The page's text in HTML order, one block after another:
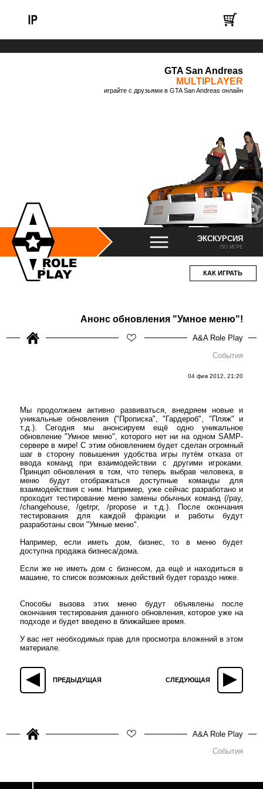
GTA San Andreas
MULTIPLAYER
играйте с друзьями в GTA San Andreas онлайн
ЭКСКУРСИЯ
ПО ИГРЕ
КАК ИГРАТЬ
Анонс обновления "Умное меню"!
A&A Role Play
События
04 фев 2012, 21:20
Мы продолжаем активно развиваться, внедряем новые и
уникальные обновления ("Прописка", "Гардероб", "Пляж" и
т.д.). Сегодня мы анонсируем ещё одно уникальное
обновление "Умное меню", которого нет ни на одном SAMP-
сервере в мире! С этим обновлением будет сделан огромный
шаг в сторону повышения удобства игры путём отказа от
ввода команд при взаимодействии с другими игроками.
Принцип обновления в том, что теперь выбрав человека, в
меню будут отображаться доступные команды для
взаимодействия с ним. Например, уже сейчас разработано и
проходит тестирование меню замены обычных команд (/pay,
/changehouse, /getrpr, /propose и т.д.). После окончания
тестирования для каждой фракции и работы будут
разработаны свои "Умные меню".
Например, если иметь дом, бизнес, то в меню будет
доступна продажа бизнеса/дома.
Если же не иметь дом с бизнесом, да ещё и находиться в
машине, то список возможных действий будет гораздо ниже.
Способы вызова этих меню будут объявлены после
окончания тестирования данного обновления, которое уже на
подходе и будет введено в ближайшее время.
У вас нет необходимых прав для просмотра вложений в этом
материале.
ПРЕДЫДУЩАЯ СЛЕДУЮЩАЯ
A&A Role Play
События